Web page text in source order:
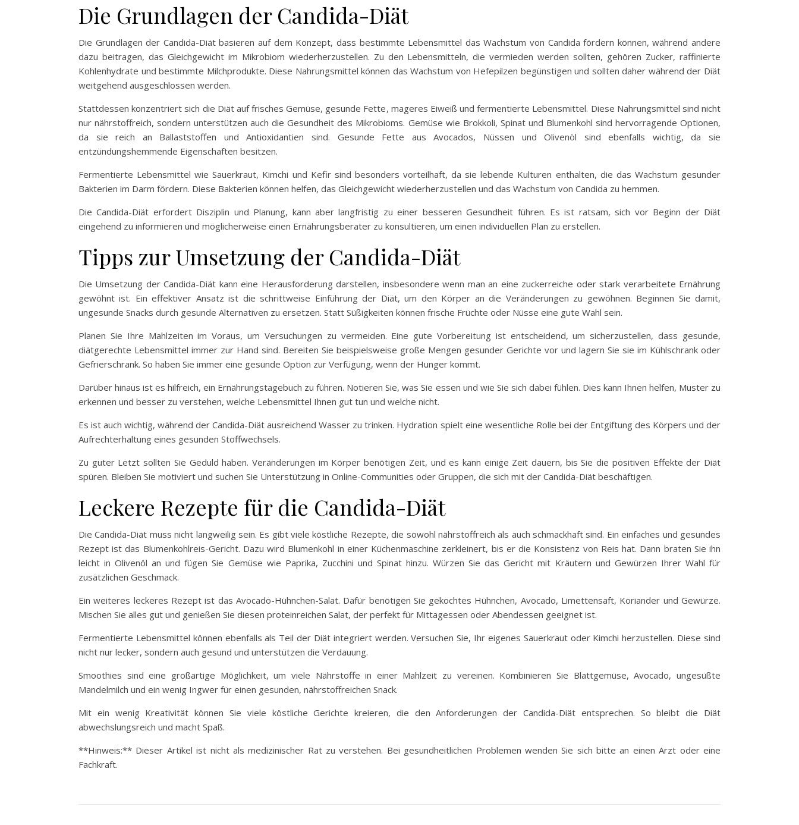
Die Grundlagen der Candida-Diät
Die Grundlagen der Candida-Diät basieren auf dem Konzept, dass bestimmte Lebensmittel das Wachstum von Candida fördern können, während andere
dazu beitragen, das Gleichgewicht im Mikrobiom wiederherzustellen. Zu den Lebensmitteln, die vermieden werden sollten, gehören Zucker, raffinierte
Kohlenhydrate und bestimmte Milchprodukte. Diese Nahrungsmittel können das Wachstum von Hefepilzen begünstigen und sollten daher während der Diät
weitgehend ausgeschlossen werden.
Stattdessen konzentriert sich die Diät auf frisches Gemüse, gesunde Fette, mageres Eiweiß und fermentierte Lebensmittel. Diese Nahrungsmittel sind nicht
nur nährstoffreich, sondern unterstützen auch die Gesundheit des Mikrobioms. Gemüse wie Brokkoli, Spinat und Blumenkohl sind hervorragende Optionen,
da sie reich an Ballaststoffen und Antioxidantien sind. Gesunde Fette aus Avocados, Nüssen und Olivenöl sind ebenfalls wichtig, da sie
entzündungshemmende Eigenschaften besitzen.
Fermentierte Lebensmittel wie Sauerkraut, Kimchi und Kefir sind besonders vorteilhaft, da sie lebende Kulturen enthalten, die das Wachstum gesunder
Bakterien im Darm fördern. Diese Bakterien können helfen, das Gleichgewicht wiederherzustellen und das Wachstum von Candida zu hemmen.
Die Candida-Diät erfordert Disziplin und Planung, kann aber langfristig zu einer besseren Gesundheit führen. Es ist ratsam, sich vor Beginn der Diät
eingehend zu informieren und möglicherweise einen Ernährungsberater zu konsultieren, um einen individuellen Plan zu erstellen.
Tipps zur Umsetzung der Candida-Diät
Die Umsetzung der Candida-Diät kann eine Herausforderung darstellen, insbesondere wenn man an eine zuckerreiche oder stark verarbeitete Ernährung
gewöhnt ist. Ein effektiver Ansatz ist die schrittweise Einführung der Diät, um den Körper an die Veränderungen zu gewöhnen. Beginnen Sie damit,
ungesunde Snacks durch gesunde Alternativen zu ersetzen. Statt Süßigkeiten können frische Früchte oder Nüsse eine gute Wahl sein.
Planen Sie Ihre Mahlzeiten im Voraus, um Versuchungen zu vermeiden. Eine gute Vorbereitung ist entscheidend, um sicherzustellen, dass gesunde,
diätgerechte Lebensmittel immer zur Hand sind. Bereiten Sie beispielsweise große Mengen gesunder Gerichte vor und lagern Sie sie im Kühlschrank oder
Gefrierschrank. So haben Sie immer eine gesunde Option zur Verfügung, wenn der Hunger kommt.
Darüber hinaus ist es hilfreich, ein Ernährungstagebuch zu führen. Notieren Sie, was Sie essen und wie Sie sich dabei fühlen. Dies kann Ihnen helfen, Muster zu
erkennen und besser zu verstehen, welche Lebensmittel Ihnen gut tun und welche nicht.
Es ist auch wichtig, während der Candida-Diät ausreichend Wasser zu trinken. Hydration spielt eine wesentliche Rolle bei der Entgiftung des Körpers und der
Aufrechterhaltung eines gesunden Stoffwechsels.
Zu guter Letzt sollten Sie Geduld haben. Veränderungen im Körper benötigen Zeit, und es kann einige Zeit dauern, bis Sie die positiven Effekte der Diät
spüren. Bleiben Sie motiviert und suchen Sie Unterstützung in Online-Communities oder Gruppen, die sich mit der Candida-Diät beschäftigen.
Leckere Rezepte für die Candida-Diät
Die Candida-Diät muss nicht langweilig sein. Es gibt viele köstliche Rezepte, die sowohl nährstoffreich als auch schmackhaft sind. Ein einfaches und gesundes
Rezept ist das Blumenkohlreis-Gericht. Dazu wird Blumenkohl in einer Küchenmaschine zerkleinert, bis er die Konsistenz von Reis hat. Dann braten Sie ihn
leicht in Olivenöl an und fügen Sie Gemüse wie Paprika, Zucchini und Spinat hinzu. Würzen Sie das Gericht mit Kräutern und Gewürzen Ihrer Wahl für
zusätzlichen Geschmack.
Ein weiteres leckeres Rezept ist das Avocado-Hühnchen-Salat. Dafür benötigen Sie gekochtes Hühnchen, Avocado, Limettensaft, Koriander und Gewürze.
Mischen Sie alles gut und genießen Sie diesen proteinreichen Salat, der perfekt für Mittagessen oder Abendessen geeignet ist.
Fermentierte Lebensmittel können ebenfalls als Teil der Diät integriert werden. Versuchen Sie, Ihr eigenes Sauerkraut oder Kimchi herzustellen. Diese sind
nicht nur lecker, sondern auch gesund und unterstützen die Verdauung.
Smoothies sind eine großartige Möglichkeit, um viele Nährstoffe in einer Mahlzeit zu vereinen. Kombinieren Sie Blattgemüse, Avocado, ungesüßte
Mandelmilch und ein wenig Ingwer für einen gesunden, nährstoffreichen Snack.
Mit ein wenig Kreativität können Sie viele köstliche Gerichte kreieren, die den Anforderungen der Candida-Diät entsprechen. So bleibt die Diät
abwechslungsreich und macht Spaß.
**Hinweis:** Dieser Artikel ist nicht als medizinischer Rat zu verstehen. Bei gesundheitlichen Problemen wenden Sie sich bitte an einen Arzt oder eine
Fachkraft.